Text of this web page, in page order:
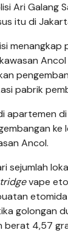
Ari Galang
itu di
menangkap
pabrik
apartemen
ke
Ancol.
sejumlah
vape
golongan
berat 4,57